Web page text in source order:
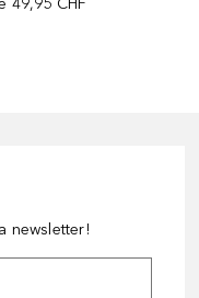
49,95 CHF
newsletter!